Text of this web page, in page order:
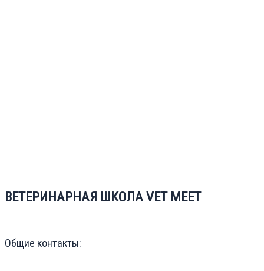
ВЕТЕРИНАРНАЯ ШКОЛА VET MEET
Общие контакты: